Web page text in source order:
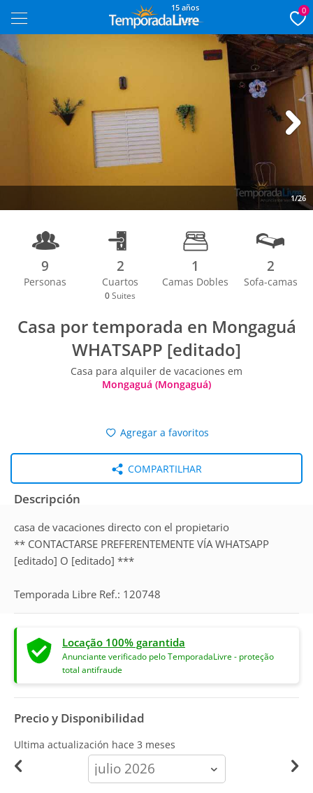
15 años 0
1/26
9
Personas
2
Cuartos
0 Suites
1
Camas Dobles
2
Sofa-camas
Casa por temporada en Mongaguá
WHATSAPP [editado]
Casa para alquiler de vacaciones em
Mongaguá (Mongaguá)
Agregar a favoritos
COMPARTILHAR
Descripción
casa de vacaciones directo con el propietario
** CONTACTARSE PREFERENTEMENTE VÍA WHATSAPP
[editado] O [editado] ***
Temporada Libre Ref.: 120748
Locação 100% garantida
Anunciante verificado pelo TemporadaLivre - proteção
total antifraude
Precio y Disponibilidad
Ultima actualización hace 3 meses
calendar-
month